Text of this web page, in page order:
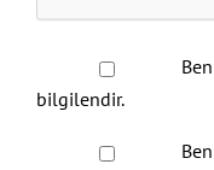
bilgilendir.